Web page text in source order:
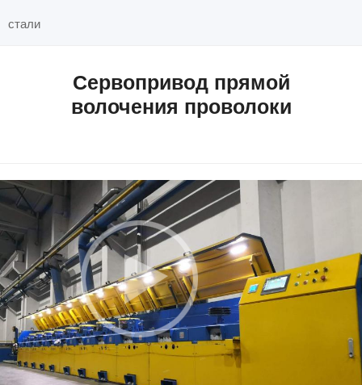
стали
Сервопривод прямой
волочения проволоки